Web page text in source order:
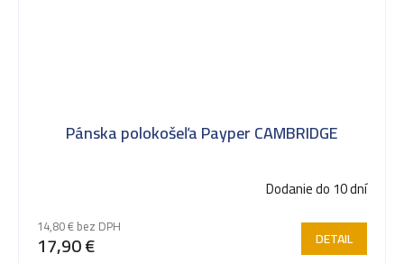
Pánska polokošeľa Payper CAMBRIDGE
Dodanie do 10 dní
14,80 € bez DPH
17,90 € DETAIL